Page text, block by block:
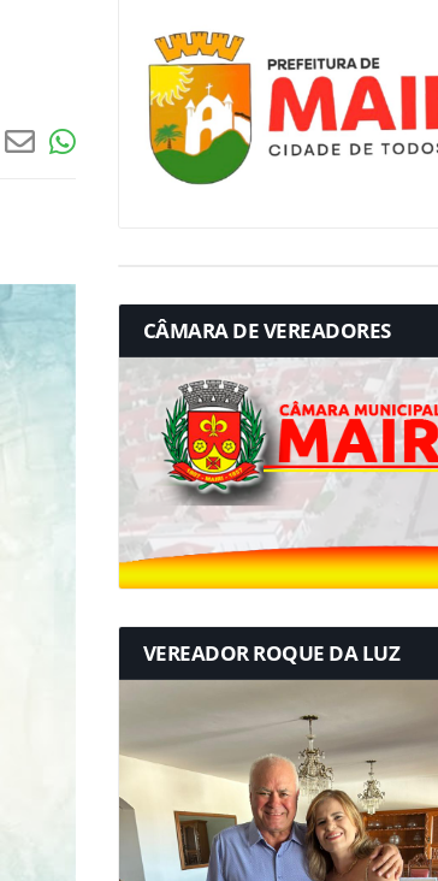
CÂMARA DE VEREADORES
VEREADOR ROQUE DA LUZ